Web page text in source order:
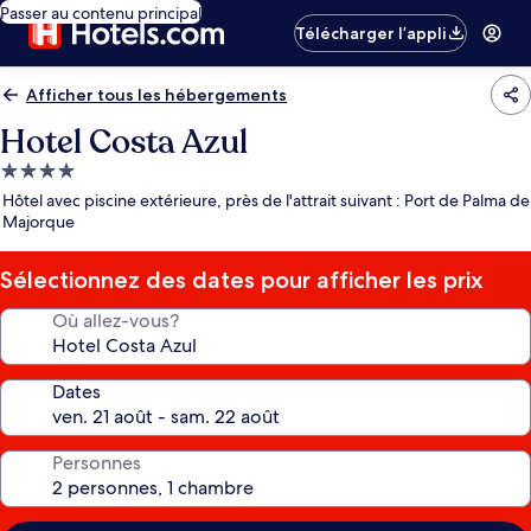
Passer au contenu principal
Télécharger l’appli
Afficher tous les hébergements
Hotel Costa Azul
Hébergement
4.0 étoiles
Hôtel avec piscine extérieure, près de l'attrait suivant : Port de Palma de
Majorque
Sélectionnez des dates pour afficher les prix
Où allez-vous?
Dates
Personnes